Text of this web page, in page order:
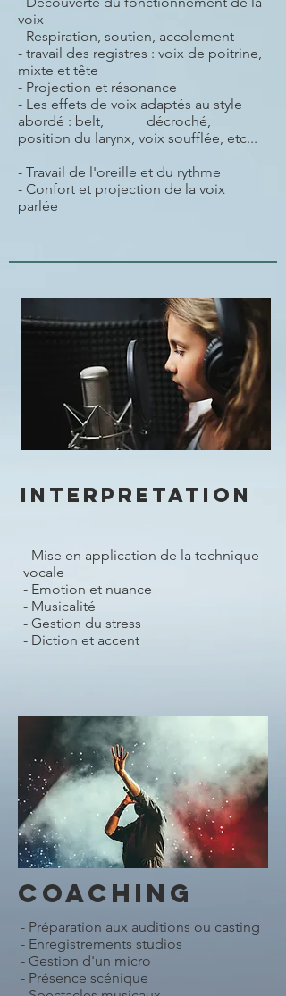
voix
- Respiration, soutien, accolement
- travail des registres : voix de poitrine,
mixte et tête
- Projection et résonance
- Les effets de voix adaptés au style
abordé : belt, décroché,
position du larynx, voix soufflée, etc...
- Travail de l'oreille et du rythme
- Confort et projection de la voix
parlée
INTERPRETATION
- Mise en application de la technique
vocale
- Emotion et nuance
- Musicalité
- Gestion du stress
- Diction et accent
COACHING
- Préparation aux auditions ou casting
- Enregistrements studios
- Gestion d'un micro
- Présence scénique